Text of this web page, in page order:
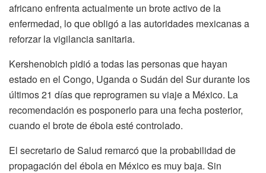
africano enfrenta actualmente un brote activo de la
enfermedad, lo que obligó a las autoridades mexicanas a
reforzar la vigilancia sanitaria.
Kershenobich pidió a todas las personas que hayan
estado en el Congo, Uganda o Sudán del Sur durante los
últimos 21 días que reprogramen su viaje a México. La
recomendación es posponerlo para una fecha posterior,
cuando el brote de ébola esté controlado.
El secretario de Salud remarcó que la probabilidad de
propagación del ébola en México es muy baja. Sin